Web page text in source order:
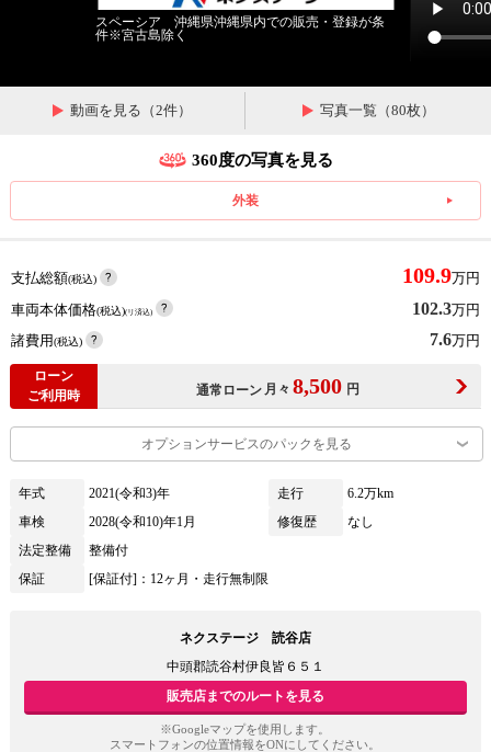
スペーシア 沖縄県沖縄県内での販売・登録が条
件※宮古島除く
動画を見る（2件） 写真一覧（80枚）
360度の写真を見る
外装
支払総額(税込) 109.9万円
車両本体価格(税込)(リ済込) 102.3万円
諸費用(税込) 7.6万円
ローン
ご利用時
通常ローン 月々 8,500 円
オプションサービスのパックを見る
年式 2021(令和3)年 走行
6.2万km
車検
2028(令和10)年1月 修復歴
なし
法定整備
整備付
保証
[保証付]：12ヶ月・走行無制限
ネクステージ 読谷店
中頭郡読谷村伊良皆６５１
販売店までのルートを見る
※Googleマップを使用します。
スマートフォンの位置情報をONにしてください。